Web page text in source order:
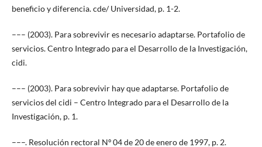
beneficio y diferencia. cde/ Universidad, p. 1-2.
––– (2003). Para sobrevivir es necesario adaptarse. Portafolio de
servicios. Centro Integrado para el Desarrollo de la Investigación,
cidi.
––– (2003). Para sobrevivir hay que adaptarse. Portafolio de
servicios del cidi – Centro Integrado para el Desarrollo de la
Investigación, p. 1.
–––. Resolución rectoral Nº 04 de 20 de enero de 1997, p. 2.